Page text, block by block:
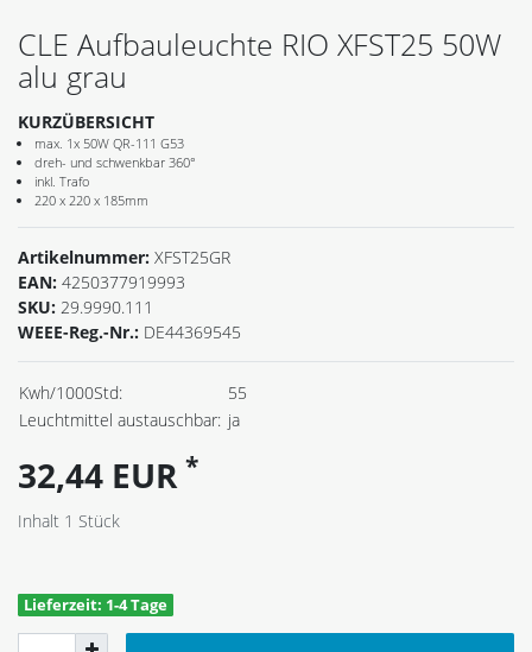
CLE Aufbauleuchte RIO XFST25 50W
alu grau
KURZÜBERSICHT
max. 1x 50W QR-111 G53
dreh- und schwenkbar 360°
inkl. Trafo
220 x 220 x 185mm
Artikelnummer: XFST25GR
EAN: 4250377919993
SKU: 29.9990.111
WEEE-Reg.-Nr.: DE44369545
Kwh/1000Std:
55
Leuchtmittel austauschbar: ja
32,44 EUR *
Inhalt 1 Stück
Lieferzeit: 1-4 Tage